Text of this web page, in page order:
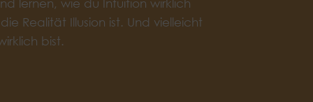
lernen, wie du Intuition wirklich
Realität Illusion ist. Und vielleicht
bist.